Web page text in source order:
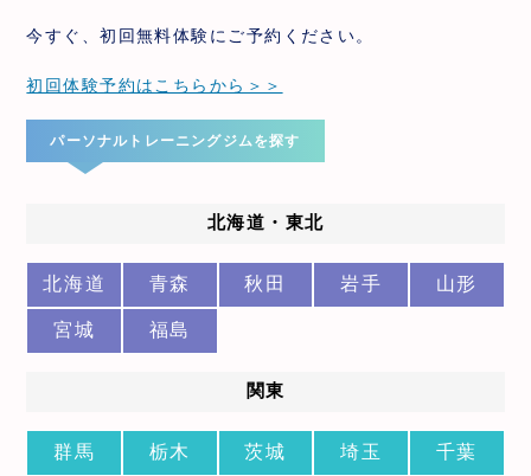
今すぐ、初回無料体験にご予約ください。
初回体験予約はこちらから＞＞
パーソナルトレーニングジムを探す
北海道・東北
北海道 青森 秋田 岩手 山形
宮城 福島
関東
群馬 栃木 茨城 埼玉 千葉